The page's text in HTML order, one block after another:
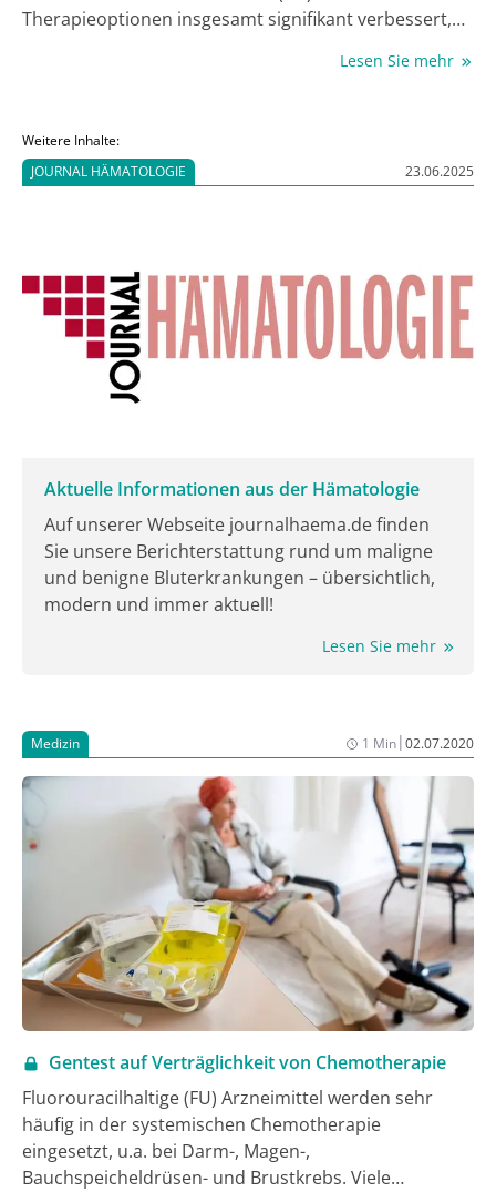
Therapieoptionen insgesamt signifikant verbessert,
kurze Remissionsphasen folgen unweigerlich
Möglichkeit ist die subkutane statt intravenöse Gabe
von Daratumumab (Darzalex®), wie Prof. Dr. med.
Lesen Sie mehr
Weitere Inhalte:
JOURNAL HÄMATOLOGIE
23.06.2025
Aktuelle Informationen aus der Hämatologie
Auf unserer Webseite journalhaema.de finden
Sie unsere Berichterstattung rund um maligne
und benigne Bluterkrankungen – übersichtlich,
modern und immer aktuell!
Lesen Sie mehr
Medizin 1 Min|02.07.2020
Gentest auf Verträglichkeit von Chemotherapie
Fluorouracilhaltige (FU) Arzneimittel werden sehr
häufig in der systemischen Chemotherapie
eingesetzt, u.a. bei Darm-, Magen-,
Bauchspeicheldrüsen- und Brustkrebs. Viele